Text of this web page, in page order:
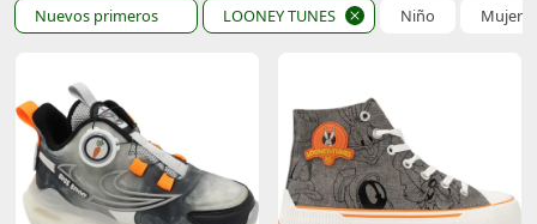
Nuevos primeros LOONEY TUNES Niño Mujer